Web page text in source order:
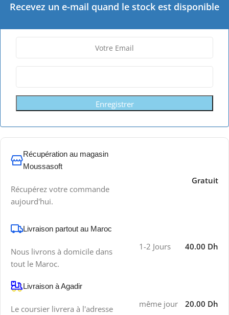
Recevez un e-mail quand le stock est disponible
Enregistrer
Récupération au magasin
Moussasoft
Récupérez votre commande
aujourd'hui.
Gratuit
Livraison partout au Maroc
Nous livrons à domicile dans
tout le Maroc.
1-2 Jours 40.00 Dh
Livraison à Agadir
Le coursier livrera à l'adresse
même jour 20.00 Dh